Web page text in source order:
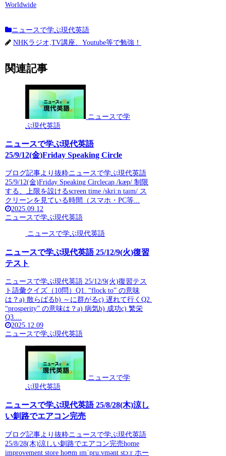
Worldwide
ニュースで学ぶ現代英語
NHKラジオ,TV講座、Youtube等で勉強！
関連記事
ニュースで学
ぶ現代英語
ニュースで学ぶ現代英語
25/9/12(金)Friday Speaking Circle
ブログ記事より抜粋ニュースで学ぶ現代英語
25/9/12(金)Friday Speaking Circlecap /kæp/ 制限
する、上限を設けるscreen time /skriːn taɪm/ ス
クリーンを見ている時間（スマホ・PC等...
2025.09.12
ニュースで学ぶ現代英語
ニュースで学ぶ現代英語
ニュースで学ぶ現代英語 25/12/9(火)復習
テスト
ニュースで学ぶ現代英語 25/12/9(火)復習テス
ト語彙クイズ（10問）Q1. “flock to” の意味
は？a) 散らばるb) ～に群がるc) 遅れて行くQ2.
“prosperity” の意味は？a) 病気b) 成功c) 繁栄
Q3....
2025.12.09
ニュースで学ぶ現代英語
ニュースで学
ぶ現代英語
ニュースで学ぶ現代英語 25/8/28(木)涼し
い釧路でエアコン完売
ブログ記事より抜粋ニュースで学ぶ現代英語
25/8/28(木)涼しい釧路でエアコン完売home
improvement store hoʊm ɪmˈpruːvmənt stɔːr ホー